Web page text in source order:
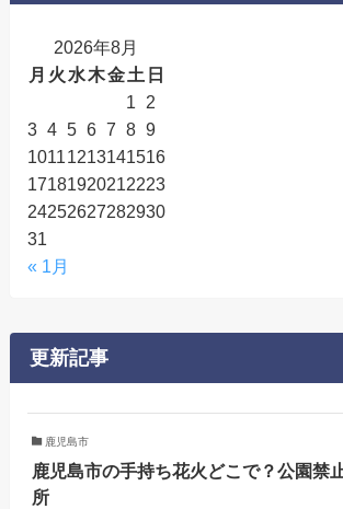
2026年8月
月 火 水木金土 日
1
2
3 4 5 6 7 8 9
10111213141516
17181920212223
24252627282930
31
« 1月
更新記事
鹿児島市
鹿児島市の手持ち花火どこで？公園禁
所